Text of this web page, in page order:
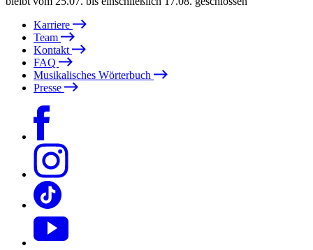
Karriere
Team
Kontakt
FAQ
Musikalisches Wörterbuch
Presse